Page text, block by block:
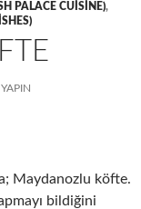
PALACE CUISINE),
Maydanozlu köfte.
bildiğini